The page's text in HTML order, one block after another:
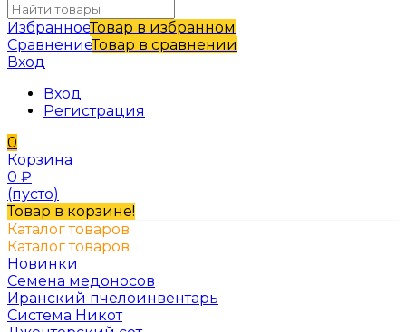
ИзбранноеТовар в избранном
СравнениеТовар в сравнении
Вход
Вход
Регистрация
0
Корзина
0 ₽
(пусто)
Товар в корзине!
Каталог товаров
Каталог товаров
Новинки
Семена медоносов
Иранский пчелоинвентарь
Система Никот